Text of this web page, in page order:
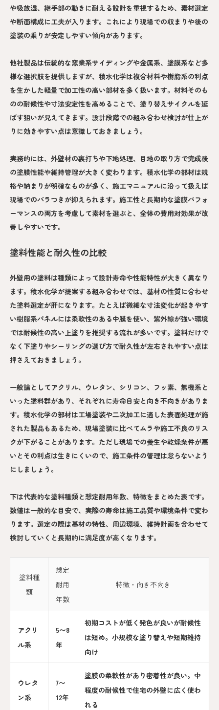
や吸放湿、継手部の動きに耐える設計を重視するため、素材選定
や断面構成に工夫が入ります。これにより現場での収まりや後の
塗装の乗りが安定しやすい傾向があります。
他社製品は伝統的な窯業系サイディングや金属系、塗膜系など多
様な選択肢を提供しますが、積水化学は複合材料や樹脂系の利点
を生かした軽量で加工性の高い部材を多く扱います。材料そのも
のの耐候性や寸法安定性を高めることで、塗り替えサイクルを延
ばす狙いが見えてきます。設計段階での組み合わせ検討が仕上が
りに効きやすい点は意識しておきましょう。
実務的には、外壁材の裏打ちや下地処理、目地の取り方で完成後
の塗膜性能や維持管理が大きく変わります。積水化学の部材は規
格や納まりが明確なものが多く、施工マニュアルに沿って扱えば
現場でのバラつきが抑えられます。施工性と長期的な塗膜パフォ
ーマンスの両方を考慮して素材を選ぶと、全体の費用対効果が改
善しやすいです。
塗料性能と耐久性の比較
外壁用の塗料は種類によって設計寿命や性能特性が大きく異なり
ます。積水化学が提案する組み合わせでは、基材の性質に合わせ
た塗料選定が肝になります。たとえば微細な寸法変化が起きやす
い樹脂系パネルには柔軟性のある中膜を使い、紫外線が強い環境
では耐候性の高い上塗りを推奨する流れが多いです。塗料だけで
なく下塗りやシーリングの選び方で耐久性が左右されやすい点は
押さえておきましょう。
一般論としてアクリル、ウレタン、シリコン、フッ素、無機系と
いった塗料群があり、それぞれに寿命目安と向き不向きがありま
す。積水化学の部材は工場塗装や二次加工に適した表面処理が施
された製品もあるため、現場塗装に比べてムラや施工不良のリス
クが下がることがあります。ただし現場での養生や乾燥条件が悪
いとその利点は生きにくいので、施工条件の管理は怠らないよう
にしましょう。
下は代表的な塗料種類と想定耐用年数、特徴をまとめた表です。
数値は一般的な目安で、実際の寿命は施工品質や環境条件で変わ
ります。選定の際は基材の特性、周辺環境、維持計画を合わせて
検討していくと長期的に満足度が高くなります。
塗料種
類
想定
耐用
年数
特徴・向き不向き
アクリ
ル系
5〜8
年
初期コストが低く発色が良いが耐候性
は短め。小規模な塗り替えや短期維持
向け
ウレタ
ン系
7〜
12年
塗膜の柔軟性があり密着性が良い。中
程度の耐候性で住宅の外壁に広く使わ
れる